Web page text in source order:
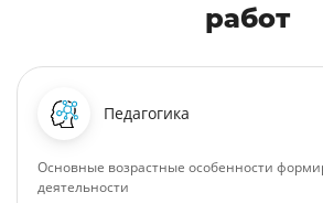
работ
Педагогика
Основные возрастные особенности
деятельности